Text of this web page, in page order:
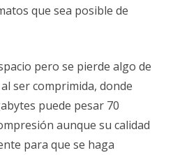
que sea posible de
pero se pierde algo de
ser comprimida, donde
puede pesar 70
aunque su calidad
para que se haga